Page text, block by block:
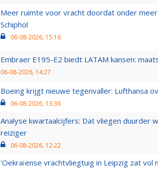
Meer ruimte voor vracht doordat onder
Schiphol
06-08-2026, 15:16
Embraer E195-E2 biedt LATAM kansen:
06-08-2026, 14:27
Boeing krijgt nieuwe tegenvaller: Lufthansa
06-08-2026, 13:36
Analyse kwartaalcijfers: Dat vliegen duurder
reiziger
06-08-2026, 12:22
'Oekraïense vrachtvliegtuig in Leipzig zat vol